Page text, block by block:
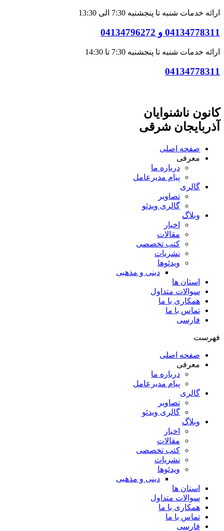
ارائه خدمات شنبه تا پنجشنبه 7:30 الی 13:30
04134778311 و 04134796272
ارائه خدمات شنبه تا پنجشنبه 7:30 تا 14:30
04134778311
کانون ناشنوایان
آذربایجان شرقی
صفحه اصلی
معرفی
درباره ما
پیام مدیرعامل
گالری
تصاویر
گالری ویدئو
وبلاگ
اخبار
مقالات
کتب تخصصی
نشریات
ویدئوها
دینی و مذهبی
استان ها
سوالات متداول
همکاری با ما
تماس با ما
فارسی
فهرست
صفحه اصلی
معرفی
درباره ما
پیام مدیرعامل
گالری
تصاویر
گالری ویدئو
وبلاگ
اخبار
مقالات
کتب تخصصی
نشریات
ویدئوها
دینی و مذهبی
استان ها
سوالات متداول
همکاری با ما
تماس با ما
فارسی